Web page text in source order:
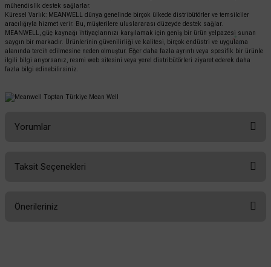
mühendislik destek sağlarlar.
Küresel Varlık: MEANWELL dünya genelinde birçok ülkede distribütörler ve temsilciler
aracılığıyla hizmet verir. Bu, müşterilere uluslararası düzeyde destek sağlar.
MEANWELL, güç kaynağı ihtiyaçlarınızı karşılamak için geniş bir ürün yelpazesi sunan
saygın bir markadır. Ürünlerinin güvenilirliği ve kalitesi, birçok endüstri ve uygulama
alanında tercih edilmesine neden olmuştur. Eğer daha fazla ayrıntı veya spesifik bir ürünle
ilgili bilgi arıyorsanız, resmi web sitesini veya yerel distribütörleri ziyaret ederek daha
fazla bilgi edinebilirsiniz.
Yorumlar
Taksit Seçenekleri
Önerileriniz